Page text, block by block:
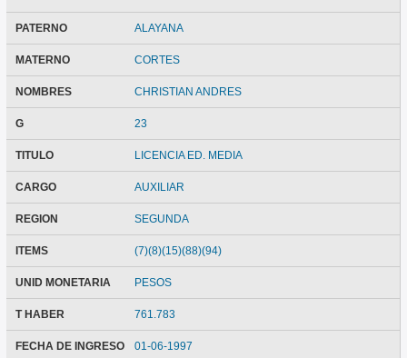
PATERNO ALAYANA
MATERNO CORTES
NOMBRES CHRISTIAN ANDRES
G 23
TITULO LICENCIA ED. MEDIA
CARGO AUXILIAR
REGION SEGUNDA
ITEMS (7)(8)(15)(88)(94)
UNID MONETARIA PESOS
T HABER 761.783
FECHA DE INGRESO 01-06-1997